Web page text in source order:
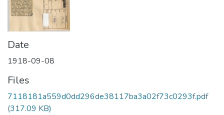
Date
1918-09-08
Files
7118181a559d0dd296de38117ba3a02f73c0293f.pdf
(317.09 KB)